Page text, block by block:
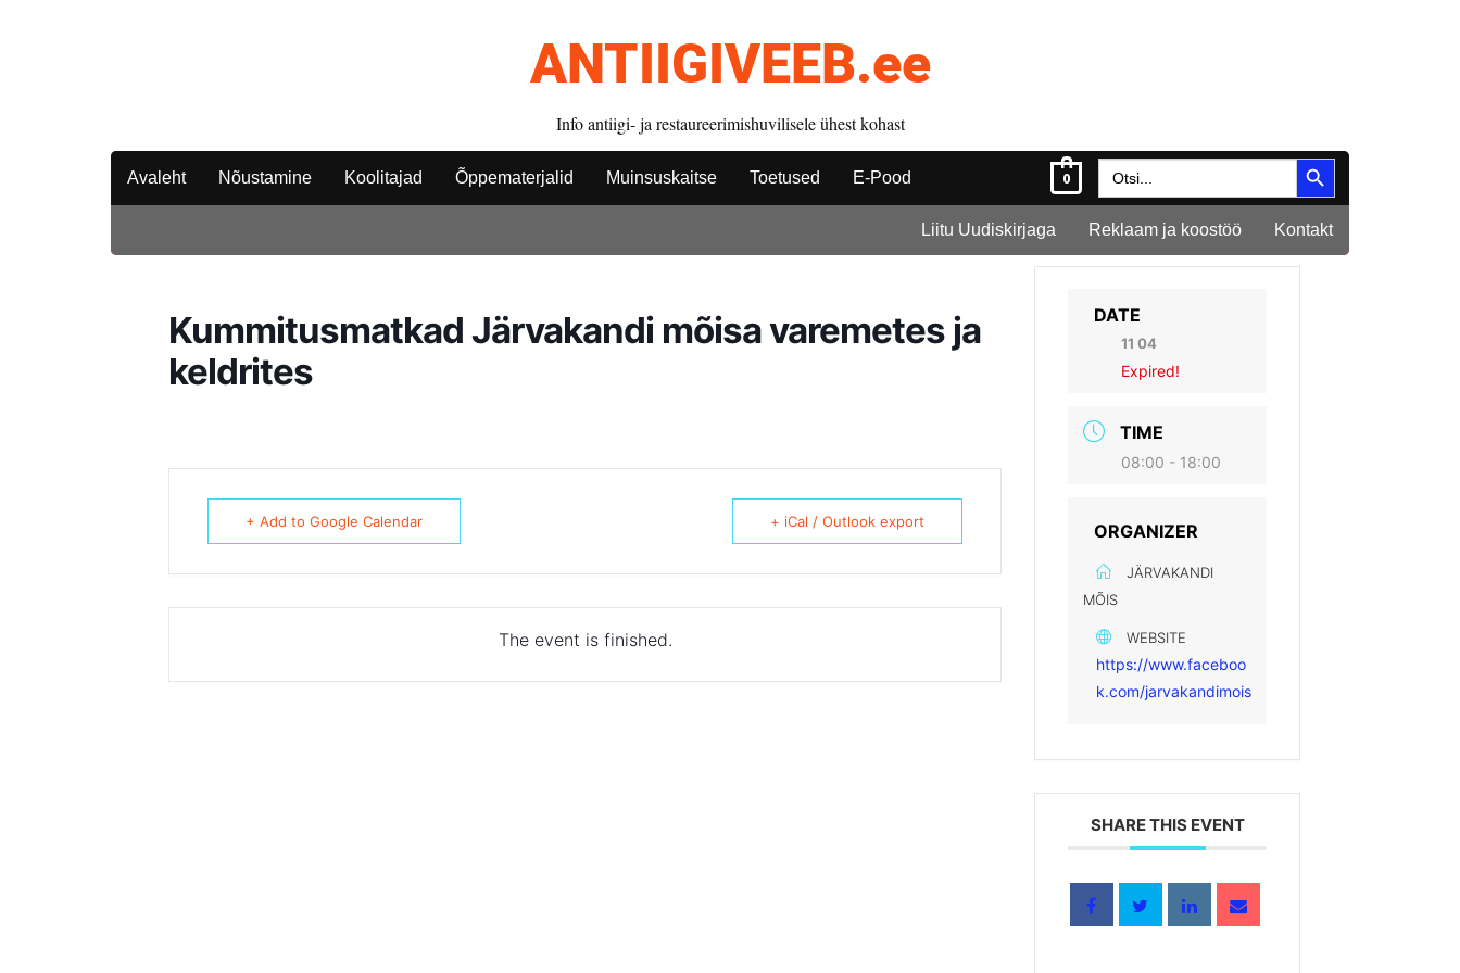
ANTIIGIVEEB.ee
Info antiigi- ja restaureerimishuvilisele ühest kohast
Avaleht Nõustamine Koolitajad Õppematerjalid Muinsuskaitse Toetused E-Pood 0
Search
for:
Search Button
Liitu Uudiskirjaga Reklaam ja koostöö Kontakt
Kummitusmatkad Järvakandi mõisa varemetes ja
keldrites
+ Add to Google Calendar + iCal / Outlook export
The event is finished.
DATE
11 04
Expired!
TIME
08:00 - 18:00
ORGANIZER
JÄRVAKANDI
MÕIS
WEBSITE
https://www.faceboo
k.com/jarvakandimois
SHARE THIS EVENT